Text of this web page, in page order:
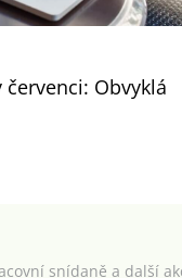
Obvyklá
snídaně a další